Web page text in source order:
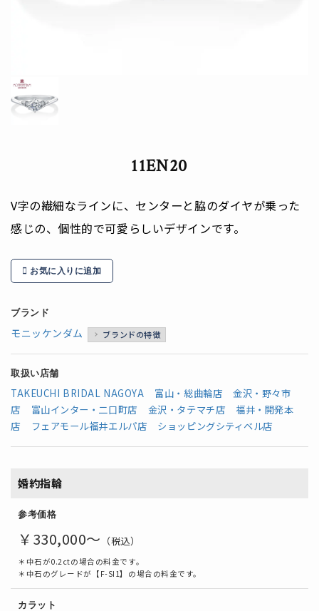
11EN20
V字の繊細なラインに、センターと脇のダイヤが乗った
感じの、個性的で可愛らしいデザインです。
お気に入りに追加
ブランド
モニッケンダム ブランドの特徴
取扱い店舗
TAKEUCHI BRIDAL NAGOYA 富山・総曲輪店
金沢・野々市
店
富山インター・二口町店 金沢・タテマチ店
福井・開発本
店
フェアモール福井エルパ店 ショッピングシティベル店
婚約指輪
参考価格
￥330,000～ （税込）
＊中石が0.2ctの場合の料金です。
＊中石のグレードが【F-SI1】の場合の料金です。
カラット